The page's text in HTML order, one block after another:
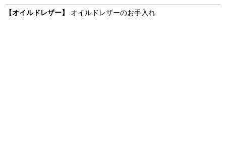
【オイルドレザー】 オイルドレザーのお手入れ